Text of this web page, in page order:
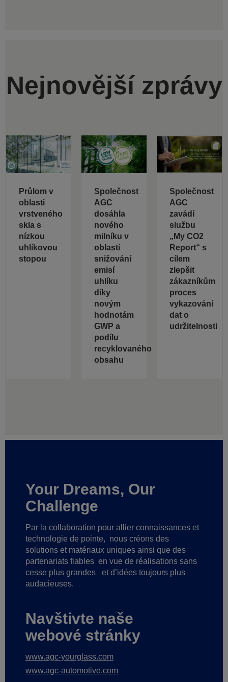
Nejnovější zprávy
Průlom v
oblasti
vrstveného
skla s
nízkou
uhlíkovou
stopou
Společnost
AGC
dosáhla
nového
milníku v
oblasti
snižování
emisí
uhlíku
díky
novým
hodnotám
GWP a
podílu
recyklovaného
obsahu
Společnost
AGC
zavádí
službu
„My CO2
Report“ s
cílem
zlepšit
zákazníkům
proces
vykazování
dat o
udržitelnosti
Your Dreams, Our
Challenge
Par la collaboration pour allier connaissances et
technologie de pointe, nous créons des
solutions et matériaux uniques ainsi que des
partenariats fiables en vue de réalisations sans
cesse plus grandes
et d’idées toujours plus
audacieuses.
Navštivte naše
webové stránky
www.agc-yourglass.com
www.agc-automotive.com